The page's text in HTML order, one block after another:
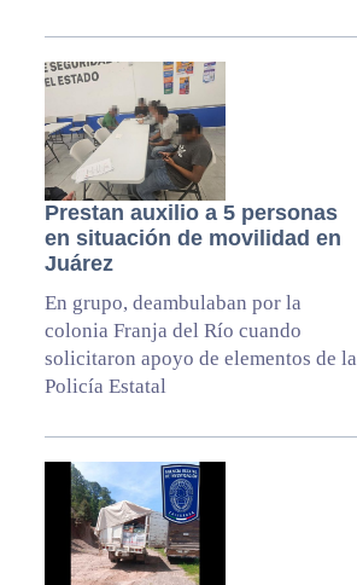
Prestan auxilio a 5 personas
en situación de movilidad en
Juárez
En grupo, deambulaban por la
colonia Franja del Río cuando
solicitaron apoyo de elementos de la
Policía Estatal